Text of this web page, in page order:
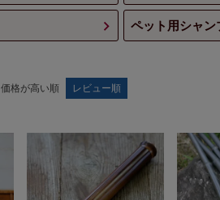
ペット用シャン
価格が高い順 レビュー順